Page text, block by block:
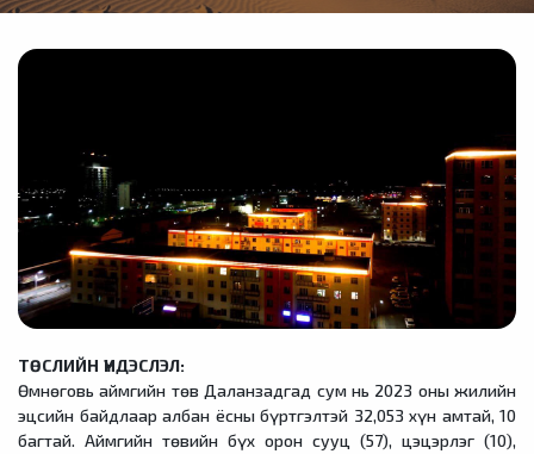
ТӨСЛИЙН ҮНДЭСЛЭЛ:
Өмнөговь аймгийн төв Даланзадгад сум нь 2023 оны жилийн
эцсийн байдлаар албан ёсны бүртгэлтэй 32,053 хүн амтай, 10
багтай. Аймгийн төвийн бүх орон сууц (57), цэцэрлэг (10),